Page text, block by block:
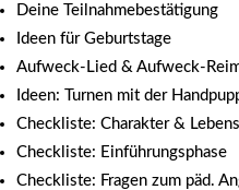
Deine Teilnahmebestätigung
Ideen für Geburtstage
Aufweck-Lied & Aufweck-
Ideen: Turnen mit der
Checkliste: Charakter &
Checkliste: Einführungsphase
Checkliste: Fragen zum päd.